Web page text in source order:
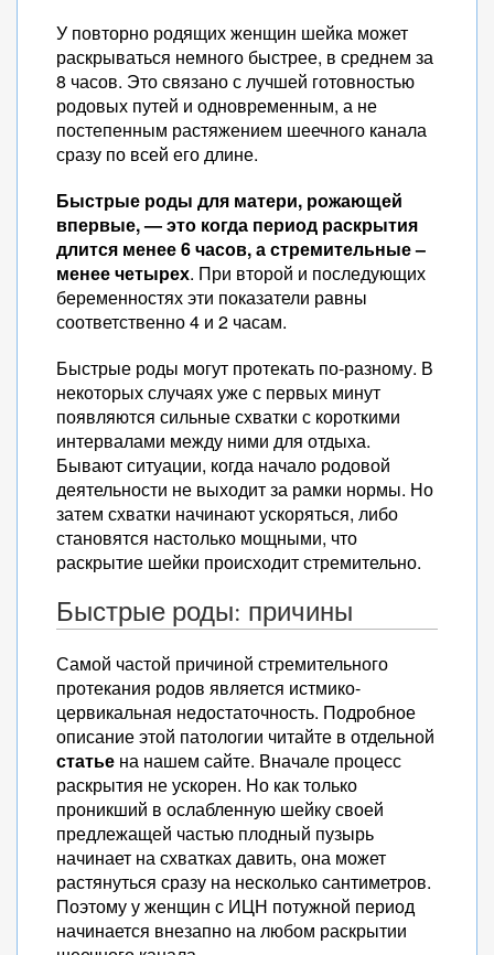
У повторно родящих женщин шейка может
раскрываться немного быстрее, в среднем за
8 часов. Это связано с лучшей готовностью
родовых путей и одновременным, а не
постепенным растяжением шеечного канала
сразу по всей его длине.
Быстрые роды для матери, рожающей
впервые, — это когда период раскрытия
длится менее 6 часов, а стремительные –
менее четырех. При второй и последующих
беременностях эти показатели равны
соответственно 4 и 2 часам.
Быстрые роды могут протекать по-разному. В
некоторых случаях уже с первых минут
появляются сильные схватки с короткими
интервалами между ними для отдыха.
Бывают ситуации, когда начало родовой
деятельности не выходит за рамки нормы. Но
затем схватки начинают ускоряться, либо
становятся настолько мощными, что
раскрытие шейки происходит стремительно.
Быстрые роды: причины
Самой частой причиной стремительного
протекания родов является истмико-
цервикальная недостаточность. Подробное
описание этой патологии читайте в отдельной
статье на нашем сайте. Вначале процесс
раскрытия не ускорен. Но как только
проникший в ослабленную шейку своей
предлежащей частью плодный пузырь
начинает на схватках давить, она может
растянуться сразу на несколько сантиметров.
Поэтому у женщин с ИЦН потужной период
начинается внезапно на любом раскрытии